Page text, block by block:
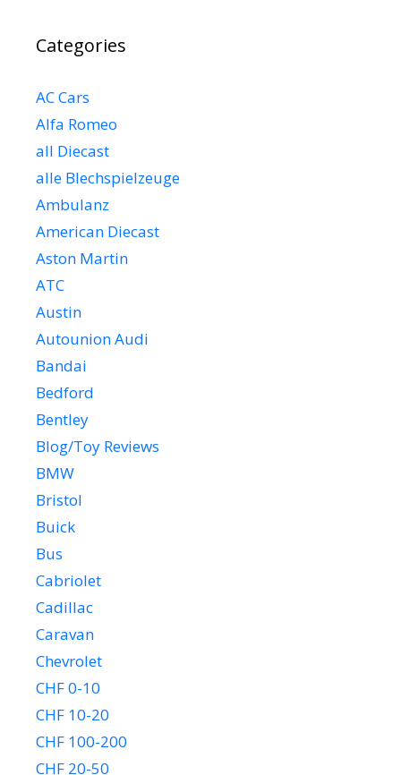
Categories
AC Cars
Alfa Romeo
all Diecast
alle Blechspielzeuge
Ambulanz
American Diecast
Aston Martin
ATC
Austin
Autounion Audi
Bandai
Bedford
Bentley
Blog/Toy Reviews
BMW
Bristol
Buick
Bus
Cabriolet
Cadillac
Caravan
Chevrolet
CHF 0-10
CHF 10-20
CHF 100-200
CHF 20-50